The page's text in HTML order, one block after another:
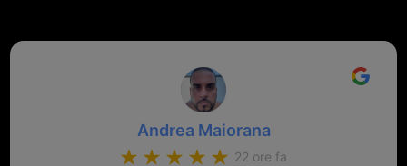
Andrea Maiorana
22 ore fa